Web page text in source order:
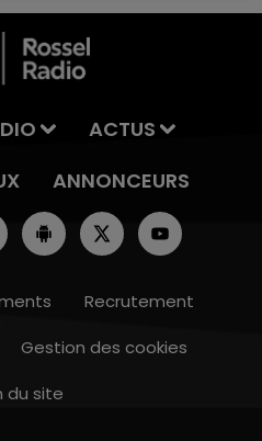
- 19h15
ACTUS
ANNONCEURS
Recrutement
Gestion des cookies
du site